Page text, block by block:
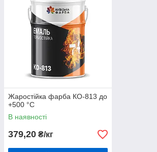
Жаростійка фарба КО-813 до
+500 °С
В наявності
379,20 ₴/кг